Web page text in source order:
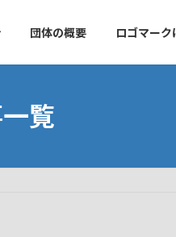
団体の概要 ロゴマーク
覧